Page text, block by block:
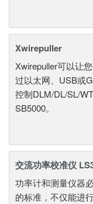
Xwirepuller
Xwirepuller可以让
过以太网、USB或
控制DLM/DL/SL/
SB5000。
交流功率校准仪
功率计和测量仪器
的标准，不仅能进